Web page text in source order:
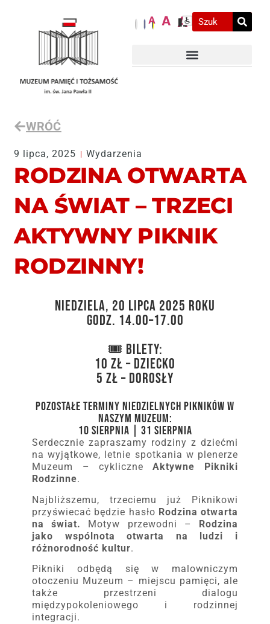
A A A
WRÓĆ
9 lipca, 2025 Wydarzenia
RODZINA OTWARTA
NA ŚWIAT – TRZECI
AKTYWNY PIKNIK
RODZINNY!
Niedziela, 20 lipca 2025 roku
godz. 14.00–17.00
🎟 Bilety:
10 zł – dziecko
5 zł – dorosły
Pozostałe terminy niedzielnych pikników w
naszym Muzeum:
10 sierpnia | 31 sierpnia
Serdecznie zapraszamy rodziny z dziećmi
na wyjątkowe, letnie spotkania w plenerze
Muzeum – cykliczneAktywne Pikniki
Rodzinne.
Najbliższemu, trzeciemu już Piknikowi
przyświecać będzie hasło Rodzina otwarta
na świat.
Motyw przewodni – Rodzina
jako wspólnota otwarta na ludzi i
różnorodność kultur.
Pikniki odbędą się w malowniczym
otoczeniu Muzeum – miejscu pamięci, ale
także przestrzeni dialogu
międzypokoleniowego i rodzinnej
integracji.